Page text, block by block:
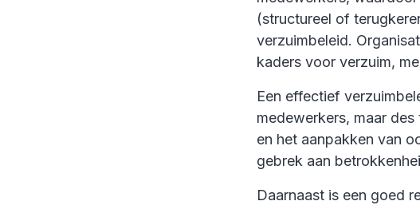
(structureel of
verzuimbeleid.
kaders voor verzuim,
Een effectief
medewerkers, maar
en het aanpakken van
gebrek aan
Daarnaast is een goed